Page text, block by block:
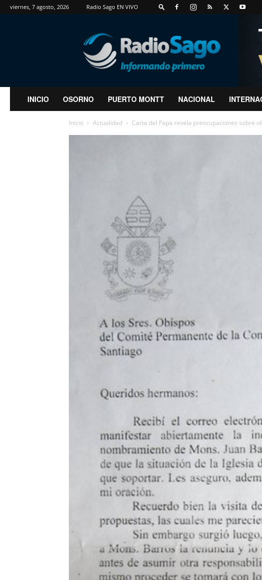
viernes, 7 agosto, 2026 Radio Sago EN VIVO
RadioSago
INICIO OSORNO PUERTO MONTT NACIONAL
Inicio Actualidad Carta del Papa revela preocupaciones sobre